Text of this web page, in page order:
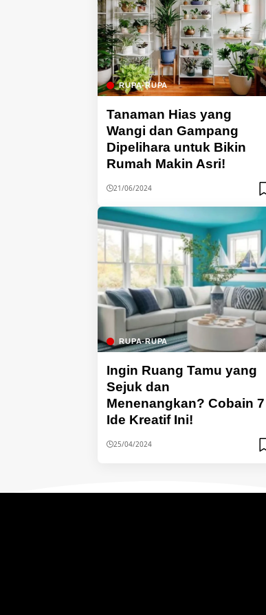
RUPA-RUPA
Tanaman Hias yang
Wangi dan Gampang
Dipelihara untuk Bikin
Rumah Makin Asri!
21/06/2024
RUPA-RUPA
Ingin Ruang Tamu yang
Sejuk dan
Menenangkan? Cobain 7
Ide Kreatif Ini!
25/04/2024